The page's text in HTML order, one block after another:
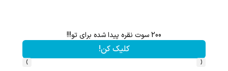
200 سوت نقره پیدا شده برای تو!!!
کلیک کن!
‹
›